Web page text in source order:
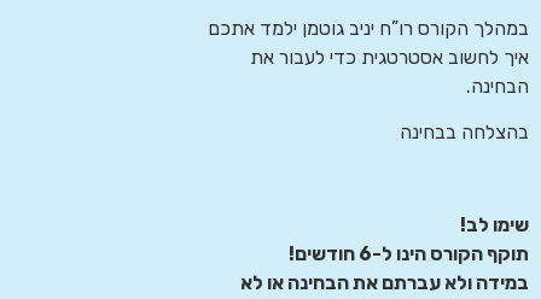
במהלך הקורס רו”ח יניב גוטמן ילמד אתכם
איך לחשוב אסטרטגית כדי לעבור את
הבחינה.
בהצלחה בבחינה
שימו לב!
תוקף הקורס הינו ל-6 חודשים!
במידה ולא עברתם את הבחינה או לא